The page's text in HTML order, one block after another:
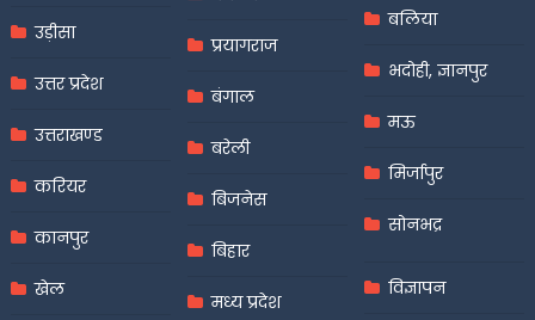
उड़ीसा
उत्तर प्रदेश
उत्तराखण्ड
करियर
कानपुर
खेल
प्रयागराज
बंगाल
बरेली
बिजनेस
बिहार
मध्य प्रदेश
बलिया
भदोही, ज्ञानपुर
मऊ
मिर्जापुर
सोनभद्र
विज्ञापन